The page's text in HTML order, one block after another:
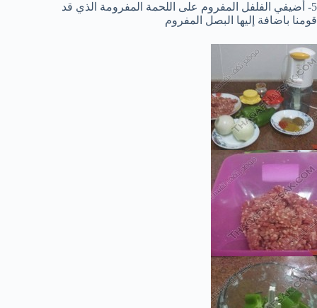
5- أضيفي الفلفل المفروم على اللحمة المفرومة الذي قد
قومنا باضافة إليها البصل المفروم